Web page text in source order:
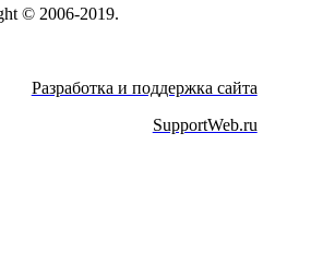
© 2006-2019.
Разработка и поддержка сайта
SupportWeb.ru